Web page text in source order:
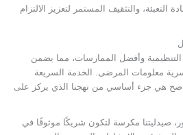
التعبئة، والتثقيف المستمر لتعزيز الالتزام
التنظيمية وأفضل الممارسات، مما يضمن
معلومات المرضى. الخدمة السريعة
هي جزء أساسي من نهجنا الذي يركز على
صيدليتنا مكرسة لتكون شريكًا موثوقًا في